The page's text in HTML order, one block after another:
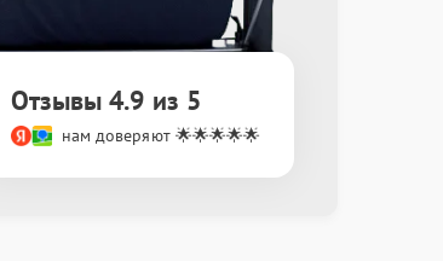
Отзывы 4.9 из 5
нам доверяют 🌟🌟🌟🌟🌟